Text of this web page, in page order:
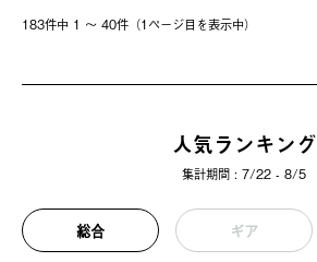
183件中 1 〜 40件（1ページ⽬を表⽰中）
人気ランキング
集計期間 : 7/22 - 8/5
総合 ギア